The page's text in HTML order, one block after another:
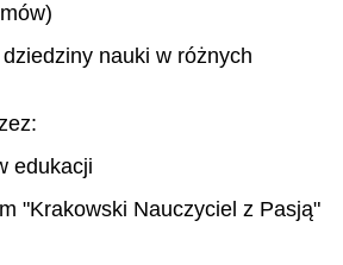
nauki w różnych
edukacji
"Krakowski Nauczyciel z Pasją"